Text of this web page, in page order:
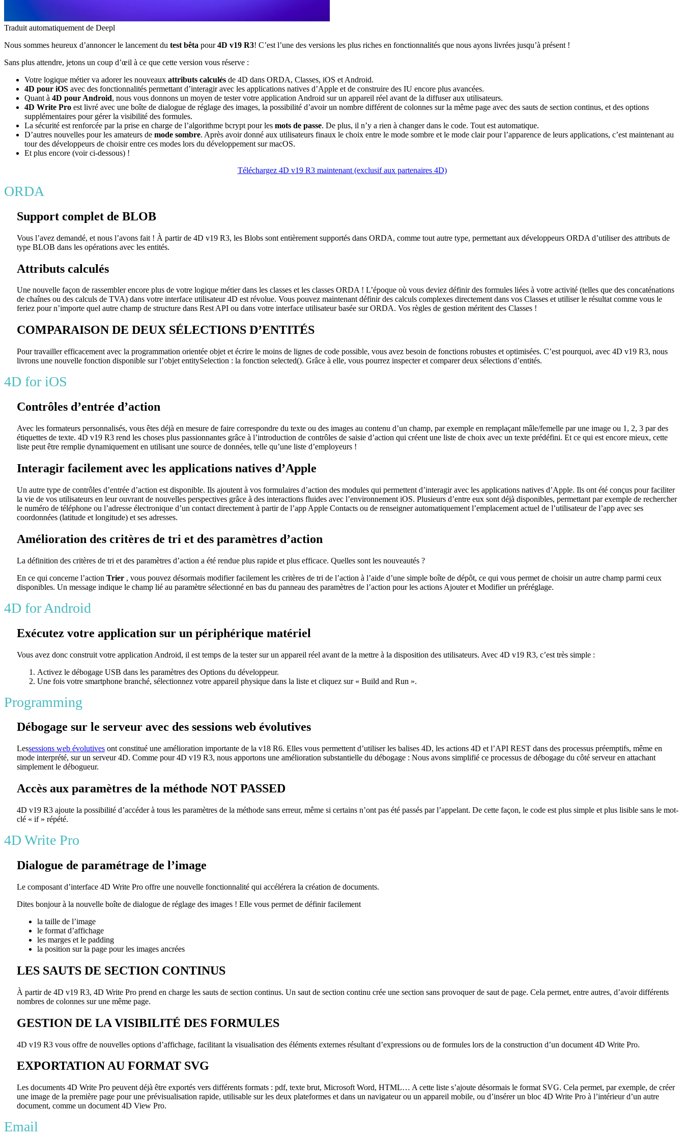
Traduit automatiquement de Deepl
Nous sommes heureux d’annoncer le lancement du test bêta pour4D v19 R3! C’est l’une des versions les plus riches en fonctionnalités que nous ayons livrées jusqu’à présent !
Sans plus attendre, jetons un coup d’œil à ce que cette version vous réserve :
Votre logique métier va adorer les nouveaux attributs calculés de 4D dans ORDA, Classes, iOS et Android.
4D pour iOS avec des fonctionnalités permettant d’interagir avec les applications natives d’Apple et de construire des IU encore plus avancées.
Quant à 4D pour Android, nous vous donnons un moyen de tester votre application Android sur un appareil réel avant de la diffuser aux utilisateurs.
4D Write Pro est livré avec une boîte de dialogue de réglage des images, la possibilité d’avoir un nombre différent de colonnes sur la même page avec des sauts de section continus, et des options
supplémentaires pour gérer la visibilité des formules.
La sécurité est renforcée par la prise en charge de l’algorithme bcrypt pour les mots de passe. De plus, il n’y a rien à changer dans le code. Tout est automatique.
D’autres nouvelles pour les amateurs de mode sombre. Après avoir donné aux utilisateurs finaux le choix entre le mode sombre et le mode clair pour l’apparence de leurs applications, c’est maintenant au
tour des développeurs de choisir entre ces modes lors du développement sur macOS.
Et plus encore (voir ci-dessous) !
Téléchargez 4D v19 R3 maintenant (exclusif aux partenaires 4D)
ORDA
Support complet de BLOB
Vous l’avez demandé, et nous l’avons fait ! À partir de 4D v19 R3, les Blobs sont entièrement supportés dans ORDA, comme tout autre type, permettant aux développeurs ORDA d’utiliser des attributs de
type BLOB dans les opérations avec les entités.
Attributs calculés
Une nouvelle façon de rassembler encore plus de votre logique métier dans les classes et les classes ORDA ! L’époque où vous deviez définir des formules liées à votre activité (telles que des concaténations
de chaînes ou des calculs de TVA) dans votre interface utilisateur 4D est révolue. Vous pouvez maintenant définir des calculs complexes directement dans vos Classes et utiliser le résultat comme vous le
feriez pour n’importe quel autre champ de structure dans Rest API ou dans votre interface utilisateur basée sur ORDA. Vos règles de gestion méritent des Classes !
COMPARAISON DE DEUX SÉLECTIONS D’ENTITÉS
Pour travailler efficacement avec la programmation orientée objet et écrire le moins de lignes de code possible, vous avez besoin de fonctions robustes et optimisées. C’est pourquoi, avec 4D v19 R3, nous
livrons une nouvelle fonction disponible sur l’objet entitySelection : la fonction selected(). Grâce à elle, vous pourrez inspecter et comparer deux sélections d’entités.
4D for iOS
Contrôles d’entrée d’action
Avec les formateurs personnalisés, vous êtes déjà en mesure de faire correspondre du texte ou des images au contenu d’un champ, par exemple en remplaçant mâle/femelle par une image ou 1, 2, 3 par des
étiquettes de texte. 4D v19 R3 rend les choses plus passionnantes grâce à l’introduction de contrôles de saisie d’action qui créent une liste de choix avec un texte prédéfini. Et ce qui est encore mieux, cette
liste peut être remplie dynamiquement en utilisant une source de données, telle qu’une liste d’employeurs !
Interagir facilement avec les applications natives d’Apple
Un autre type de contrôles d’entrée d’action est disponible. Ils ajoutent à vos formulaires d’action des modules qui permettent d’interagir avec les applications natives d’Apple. Ils ont été conçus pour faciliter
la vie de vos utilisateurs en leur ouvrant de nouvelles perspectives grâce à des interactions fluides avec l’environnement iOS. Plusieurs d’entre eux sont déjà disponibles, permettant par exemple de rechercher
le numéro de téléphone ou l’adresse électronique d’un contact directement à partir de l’app Apple Contacts ou de renseigner automatiquement l’emplacement actuel de l’utilisateur de l’app avec ses
coordonnées (latitude et longitude) et ses adresses.
Amélioration des critères de tri et des paramètres d’action
La définition des critères de tri et des paramètres d’action a été rendue plus rapide et plus efficace. Quelles sont les nouveautés ?
En ce qui concerne l’action Trier , vous pouvez désormais modifier facilement les critères de tri de l’action à l’aide d’une simple boîte de dépôt, ce qui vous permet de choisir un autre champ parmi ceux
disponibles. Un message indique le champ lié au paramètre sélectionné en bas du panneau des paramètres de l’action pour les actions Ajouter et Modifier un préréglage.
4D for Android
Exécutez votre application sur un périphérique matériel
Vous avez donc construit votre application Android, il est temps de la tester sur un appareil réel avant de la mettre à la disposition des utilisateurs. Avec 4D v19 R3, c’est très simple :
Activez le débogage USB dans les paramètres des Options du développeur.
Une fois votre smartphone branché, sélectionnez votre appareil physique dans la liste et cliquez sur « Build and Run ».
Programming
Débogage sur le serveur avec des sessions web évolutives
Lessessions web évolutives ont constitué une amélioration importante de la v18 R6. Elles vous permettent d’utiliser les balises 4D, les actions 4D et l’API REST dans des processus préemptifs, même en
mode interprété, sur un serveur 4D. Comme pour 4D v19 R3, nous apportons une amélioration substantielle du débogage : Nous avons simplifié ce processus de débogage du côté serveur en attachant
simplement le débogueur.
Accès aux paramètres de la méthode NOT PASSED
4D v19 R3 ajoute la possibilité d’accéder à tous les paramètres de la méthode sans erreur, même si certains n’ont pas été passés par l’appelant. De cette façon, le code est plus simple et plus lisible sans le mot-
clé « if » répété.
4D Write Pro
Dialogue de paramétrage de l’image
Le composant d’interface 4D Write Pro offre une nouvelle fonctionnalité qui accélérera la création de documents.
Dites bonjour à la nouvelle boîte de dialogue de réglage des images ! Elle vous permet de définir facilement
la taille de l’image
le format d’affichage
les marges et le padding
la position sur la page pour les images ancrées
LES SAUTS DE SECTION CONTINUS
À partir de 4D v19 R3, 4D Write Pro prend en charge les sauts de section continus. Un saut de section continu crée une section sans provoquer de saut de page. Cela permet, entre autres, d’avoir différents
nombres de colonnes sur une même page.
GESTION DE LA VISIBILITÉ DES FORMULES
4D v19 R3 vous offre de nouvelles options d’affichage, facilitant la visualisation des éléments externes résultant d’expressions ou de formules lors de la construction d’un document 4D Write Pro.
EXPORTATION AU FORMAT SVG
Les documents 4D Write Pro peuvent déjà être exportés vers différents formats : pdf, texte brut, Microsoft Word, HTML… A cette liste s’ajoute désormais le format SVG. Cela permet, par exemple, de créer
une image de la première page pour une prévisualisation rapide, utilisable sur les deux plateformes et dans un navigateur ou un appareil mobile, ou d’insérer un bloc 4D Write Pro à l’intérieur d’un autre
document, comme un document 4D View Pro.
Email